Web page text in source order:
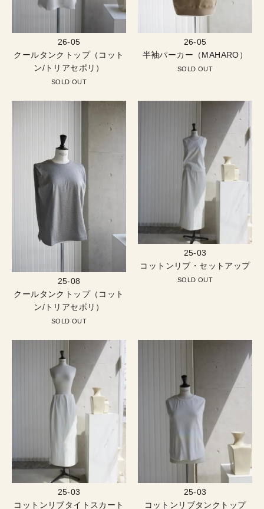
26-05
クールタンクトップ（コット
ン/トリアセポリ）
SOLD OUT
26-05
半袖パーカー（MAHARO）
SOLD OUT
25-08
クールタンクトップ（コット
ン/トリアセポリ）
SOLD OUT
25-03
コットンリブ・セットアップ
SOLD OUT
25-03
コットンリブタイトスカート
25-03
コットンリブタンクトップ